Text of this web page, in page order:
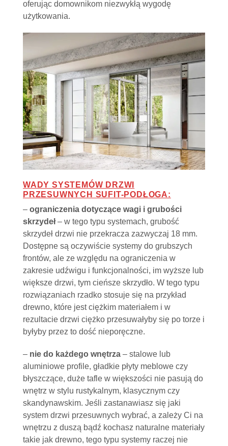
oferując domownikom niezwykłą wygodę
użytkowania.
WADY SYSTEMÓW DRZWI
PRZESUWNYCH SUFIT-PODŁOGA:
– ograniczenia dotyczące wagi i grubości
skrzydeł– w tego typu systemach, grubość
skrzydeł drzwi nie przekracza zazwyczaj 18 mm.
Dostępne są oczywiście systemy do grubszych
frontów, ale ze względu na ograniczenia w
zakresie udźwigu i funkcjonalności, im wyższe lub
większe drzwi, tym cieńsze skrzydło. W tego typu
rozwiązaniach rzadko stosuje się na przykład
drewno, które jest ciężkim materiałem i w
rezultacie drzwi ciężko przesuwałyby się po torze i
byłyby przez to dość nieporęczne.
– nie do każdego wnętrza – stalowe lub
aluminiowe profile, gładkie płyty meblowe czy
błyszczące, duże tafle w większości nie pasują do
wnętrz w stylu rustykalnym, klasycznym czy
skandynawskim. Jeśli zastanawiasz się jaki
system drzwi przesuwnych wybrać, a zależy Ci na
wnętrzu z duszą bądź kochasz naturalne materiały
takie jak drewno, tego typu systemy raczej nie